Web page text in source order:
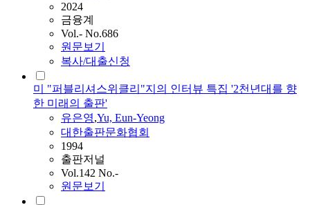
2024
금융계
Vol.- No.686
원문보기
복사/대출신청
미 "퍼블리셔스위클리"지의 인터뷰 특집 '2천년대를 향
한 미래의 출판'
유은영,Yu, Eun-Yeong
대한출판문화협회
1994
출판저널
Vol.142 No.-
원문보기